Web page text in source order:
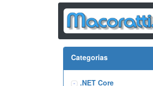
Categorias
.NET Core